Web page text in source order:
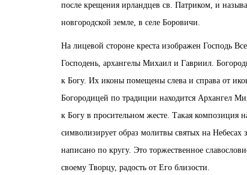
после крещения ирландцев св. Патриком, и
новгородской земле, в селе Боровичи.
На лицевой стороне креста изображен Господь
Господень, архангелы Михаил и Гавриил.
к Богу. Их иконы помещены слева и справа от
Богородицей по традиции находится Архангел
к Богу в просительном жесте. Такая композиция
символизирует образ молитвы святых на Небесах
написано по кругу. Это торжественное
своему Творцу, радость от Его близости.